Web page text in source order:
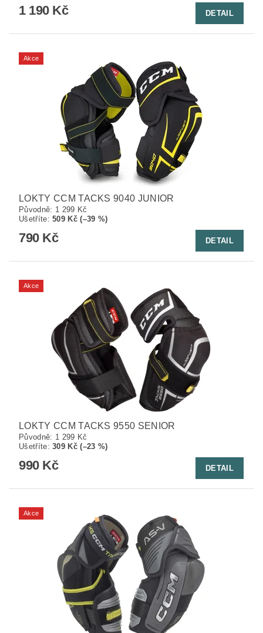
1 190 Kč DETAIL
Akce
LOKTY CCM TACKS 9040 JUNIOR
Původně: 1 299 Kč
Ušetříte:509 Kč (–39 %)
790 Kč DETAIL
Akce
LOKTY CCM TACKS 9550 SENIOR
Původně: 1 299 Kč
Ušetříte:309 Kč (–23 %)
990 Kč DETAIL
Akce